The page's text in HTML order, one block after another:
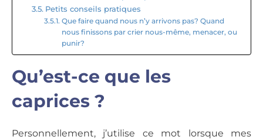
Petits conseils pratiques
Que faire quand nous n’y arrivons pas? Quand
nous finissons par crier nous-même, menacer, ou
punir?
Qu’est-ce que les
caprices ?
Personnellement, j’utilise ce mot lorsque mes